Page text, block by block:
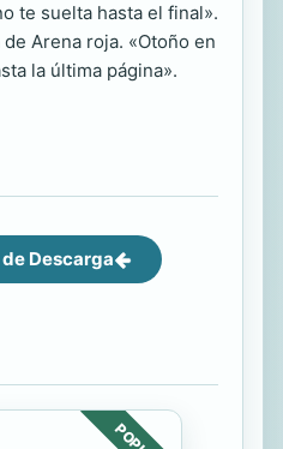
te suelta hasta el final».
de Arena roja. «Otoño en
la última página».
Descarga